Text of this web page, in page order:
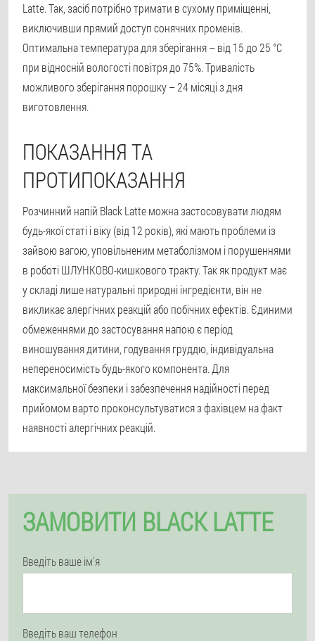
Latte. Так, засіб потрібно тримати в сухому приміщенні,
виключивши прямий доступ сонячних променів.
Оптимальна температура для зберігання – від 15 до 25 °С
при відносній вологості повітря до 75%. Тривалість
можливого зберігання порошку – 24 місяці з дня
виготовлення.
ПОКАЗАННЯ ТА
ПРОТИПОКАЗАННЯ
Розчинний напій Black Latte можна застосовувати людям
будь-якої статі і віку (від 12 років), які мають проблеми із
зайвою вагою, уповільненим метаболізмом і порушеннями
в роботі ШЛУНКОВО-кишкового тракту. Так як продукт має
у складі лише натуральні природні інгредієнти, він не
викликає алергічних реакцій або побічних ефектів. Єдиними
обмеженнями до застосування напою є період
виношування дитини, годування груддю, індивідуальна
непереносимість будь-якого компонента. Для
максимальної безпеки і забезпечення надійності перед
прийомом варто проконсультуватися з фахівцем на факт
наявності алергічних реакцій.
ЗАМОВИТИ BLACK LATTE
Введіть ваше ім'я
Введіть ваш телефон